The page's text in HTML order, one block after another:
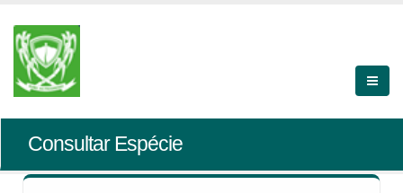
Consultar Espécie